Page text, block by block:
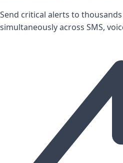
Send critical alerts to
simultaneously across SMS,